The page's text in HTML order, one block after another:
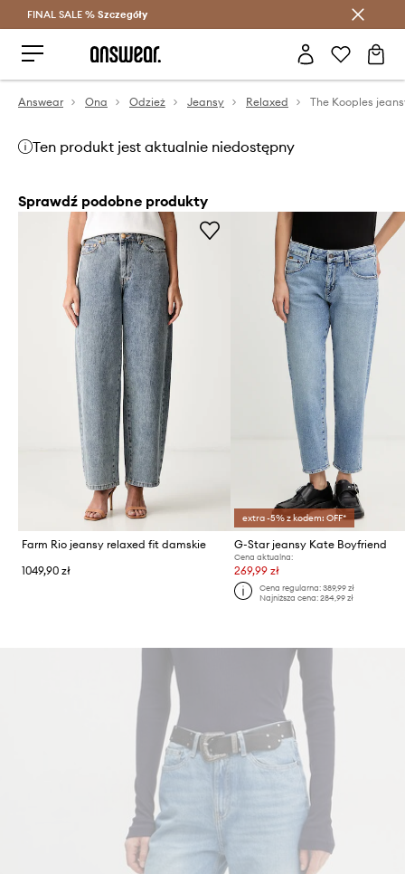
Oszczędzaj z Answear Club >
FINAL SALE % Szczegóły
Answear Ona Odzież Jeansy Relaxed The Kooples
Ten produkt jest aktualnie niedostępny
Sprawdź podobne produkty
Farm Rio jeansy relaxed fit damskie
1049,90 zł
extra -5% z kodem: OFF*
G-Star jeansy Kate Boyfriend
Cena aktualna:
269,99 zł
Cena regularna: 389,99 zł
Najniższa cena: 284,99 zł